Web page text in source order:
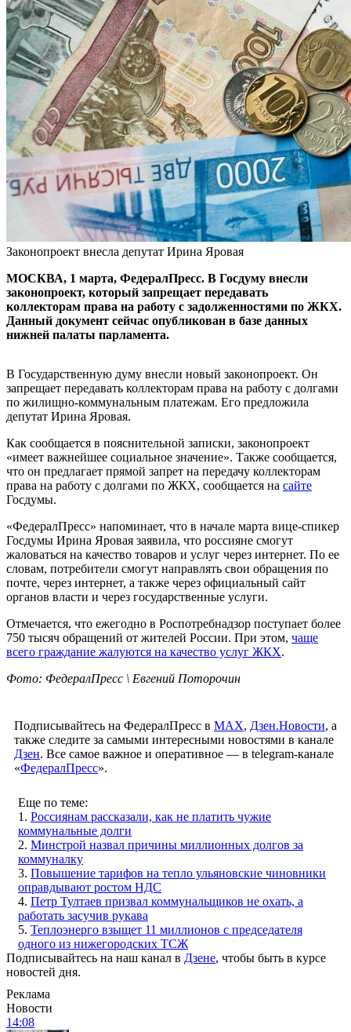
Законопроект внесла депутат Ирина Яровая
МОСКВА, 1 марта, ФедералПресс. В Госдуму внесли
законопроект, который запрещает передавать
коллекторам права на работу с задолженностями по ЖКХ.
Данный документ сейчас опубликован в базе данных
нижней палаты парламента.
В Государственную думу внесли новый законопроект. Он
запрещает передавать коллекторам права на работу с долгами
по жилищно-коммунальным платежам. Его предложила
депутат Ирина Яровая.
Как сообщается в пояснительной записки, законопроект
«имеет важнейшее социальное значение». Также сообщается,
что он предлагает прямой запрет на передачу коллекторам
права на работу с долгами по ЖКХ, сообщается на сайте
Госдумы.
«ФедералПресс» напоминает, что в начале марта вице-спикер
Госдумы Ирина Яровая заявила, что россияне смогут
жаловаться на качество товаров и услуг через интернет. По ее
словам, потребители смогут направлять свои обращения по
почте, через интернет, а также через официальный сайт
органов власти и через государственные услуги.
Отмечается, что ежегодно в Роспотребнадзор поступает более
750 тысяч обращений от жителей России. При этом, чаще
всего граждание жалуются на качество услуг ЖКХ.
Фото: ФедералПресс \ Евгений Поторочин
Подписывайтесь на ФедералПресс в МАХ, Дзен.Новости, а
также следите за самыми интересными новостями в канале
Дзен. Все самое важное и оперативное — в telegram-канале
«ФедералПресс».
Еще по теме:
1. Россиянам рассказали, как не платить чужие
коммунальные долги
2. Минстрой назвал причины миллионных долгов за
коммуналку
3. Повышение тарифов на тепло ульяновские чиновники
оправдывают ростом НДС
4. Петр Тултаев призвал коммунальщиков не охать, а
работать засучив рукава
5. Теплоэнерго взыщет 11 миллионов с председателя
одного из нижегородских ТСЖ
Подписывайтесь на наш канал в Дзене, чтобы быть в курсе
новостей дня.
Реклама
Новости
14:08